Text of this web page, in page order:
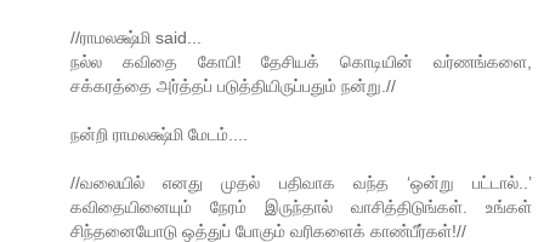
//ராமலக்ஷ்மி said...
நல்ல கவிதை கோபி! தேசியக் கொடியின் வர்ணங்களை,
சக்கரத்தை அர்த்தப் படுத்தியிருப்பதும் நன்று.//
ந‌ன்றி ராம‌ல‌க்ஷ்மி மேட‌ம்....
//வலையில் எனது முதல் பதிவாக வந்த ‘ஒன்று பட்டால்..’
கவிதையினையும் நேரம் இருந்தால் வாசித்திடுங்கள். உங்கள்
சிந்தனையோடு ஒத்துப் போகும் வரிகளைக் காண்பீர்கள்!//